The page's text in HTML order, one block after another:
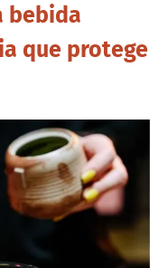
bebida
que protege